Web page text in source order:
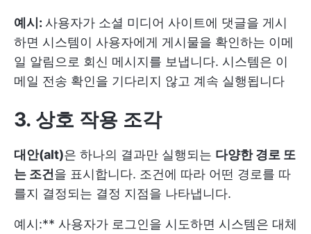
예시: 사용자가 소셜 미디어 사이트에 댓글을 게시
하면 시스템이 사용자에게 게시물을 확인하는 이메
일 알림으로 회신 메시지를 보냅니다. 시스템은 이
메일 전송 확인을 기다리지 않고 계속 실행됩니다
3. 상호 작용 조각
대안(alt)은 하나의 결과만 실행되는 다양한 경로 또
는 조건을 표시합니다. 조건에 따라 어떤 경로를 따
를지 결정되는 결정 지점을 나타냅니다.
예시:** 사용자가 로그인을 시도하면 시스템은 대체